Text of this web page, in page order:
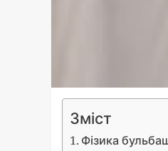
Зміст
Фізика